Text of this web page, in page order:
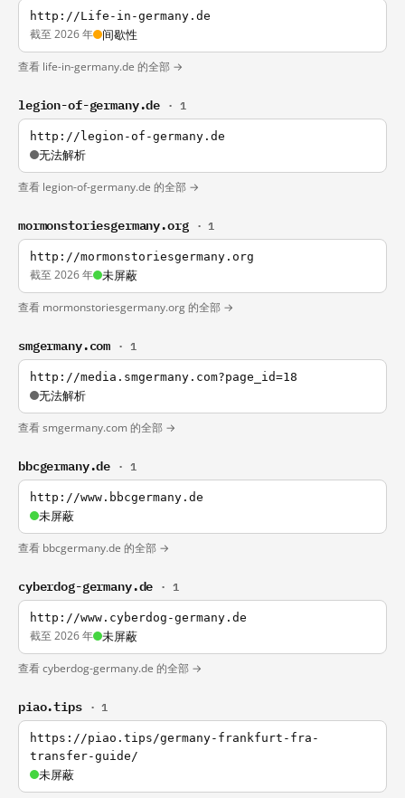
http://Life-in-germany.de
截至 2026 年 间歇性
查看 life-in-germany.de 的全部 →
legion-of-germany.de · 1
http://legion-of-germany.de
无法解析
查看 legion-of-germany.de 的全部 →
mormonstoriesgermany.org · 1
http://mormonstoriesgermany.org
截至 2026 年 未屏蔽
查看 mormonstoriesgermany.org 的全部 →
smgermany.com · 1
http://media.smgermany.com?page_id=18
无法解析
查看 smgermany.com 的全部 →
bbcgermany.de · 1
http://www.bbcgermany.de
未屏蔽
查看 bbcgermany.de 的全部 →
cyberdog-germany.de · 1
http://www.cyberdog-germany.de
截至 2026 年 未屏蔽
查看 cyberdog-germany.de 的全部 →
piao.tips · 1
https://piao.tips/germany-frankfurt-fra-
transfer-guide/
未屏蔽